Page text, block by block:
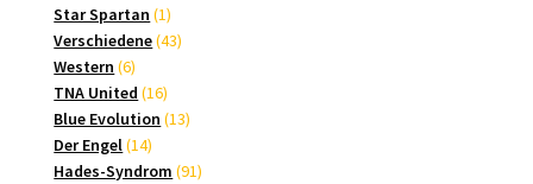
Star Spartan 11
Produkt
Verschiedene 4343
Western 66
Produkte
TNA United 1616
Produkte
Blue Evolution 1313
Der Engel 1414
Produkte
Hades-Syndrom 9191